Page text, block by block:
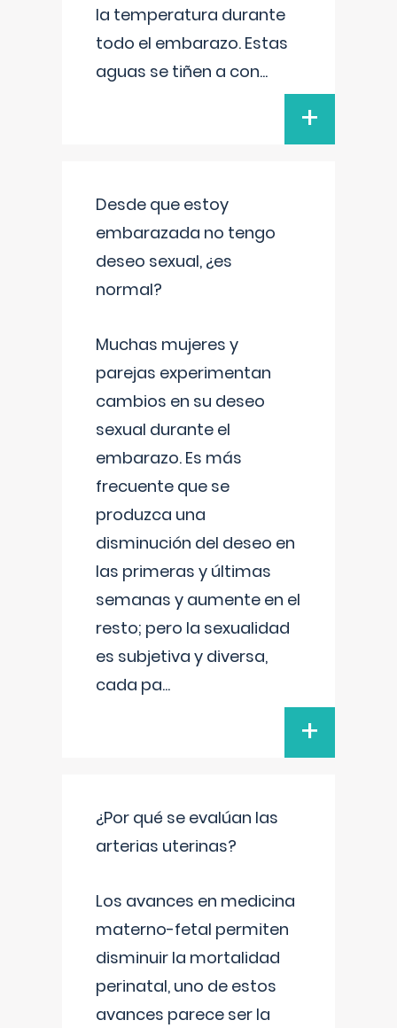
la temperatura durante
todo el embarazo. Estas
aguas se tiñen a con...
+
Desde que estoy
embarazada no tengo
deseo sexual, ¿es
normal?
Muchas mujeres y
parejas experimentan
cambios en su deseo
sexual durante el
embarazo. Es más
frecuente que se
produzca una
disminución del deseo en
las primeras y últimas
semanas y aumente en el
resto; pero la sexualidad
es subjetiva y diversa,
cada pa...
+
¿Por qué se evalúan las
arterias uterinas?
Los avances en medicina
materno-fetal permiten
disminuir la mortalidad
perinatal, uno de estos
avances parece ser la